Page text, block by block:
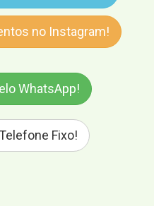
no Instagram!
WhatsApp!
Fixo!